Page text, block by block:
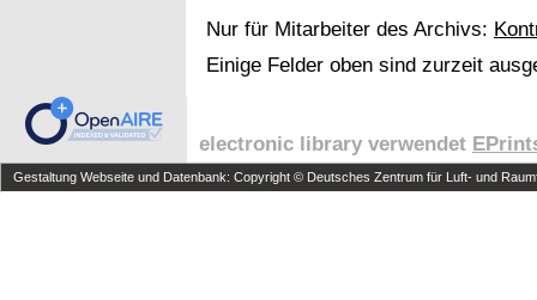
Nur für Mitarbeiter des Archivs:
Einige Felder oben sind zurzeit
electronic library verwendet
Gestaltung Webseite und Datenbank: Copyright © Deutsches Zentrum für Luft- und